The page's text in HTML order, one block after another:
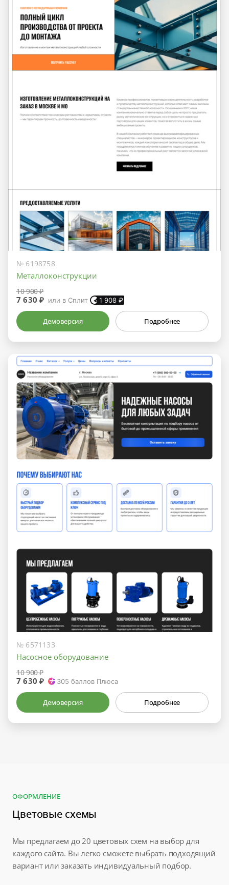
№ 6198758
Металлоконструкции
10 900 ₽
7 630 ₽ или в Сплит 1 908 ₽
Демоверсия Подробнее
№ 6571133
Насосное оборудование
10 900 ₽
7 630 ₽ 305 баллов Плюса
Демоверсия Подробнее
ОФОРМЛЕНИЕ
Цветовые схемы
Мы предлагаем до 20 цветовых схем на выбор для
каждого сайта. Вы легко сможете выбрать подходящий
вариант или заказать индивидуальный подбор.